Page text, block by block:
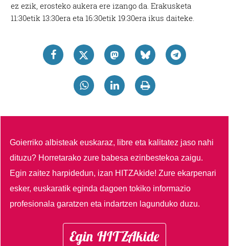
ez ezik, erosteko aukera ere izango da. Erakusketa
11:30etik 13:30era eta 16:30etik 19:30era ikus daiteke.
Goierriko albisteak euskaraz, libre eta kalitatez jaso nahi
dituzu? Horretarako zure babesa ezinbestekoa zaigu.
Egin zaitez harpidedun, izan HITZAkide!Zure ekarpenari
esker, euskaratik eginda dagoen tokiko informazio
profesionala garatzen eta indartzen lagunduko duzu.
Egin HITZAkide